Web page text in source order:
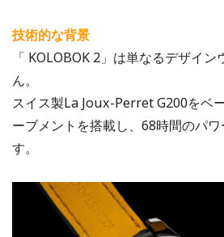
技術的な背景
「 KOLOBOK 2」は単なるデザイ
ん。
スイス製La Joux-Perret G200をベ
ーブメントを搭載し、68時間のパ
す。